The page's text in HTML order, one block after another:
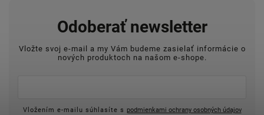
Odoberať newsletter
Vložte svoj e-mail a my Vám budeme zasielať informácie o
nových produktoch na našom e-shope.
Vložením e-mailu súhlasíte s podmienkami ochrany osobných údajov